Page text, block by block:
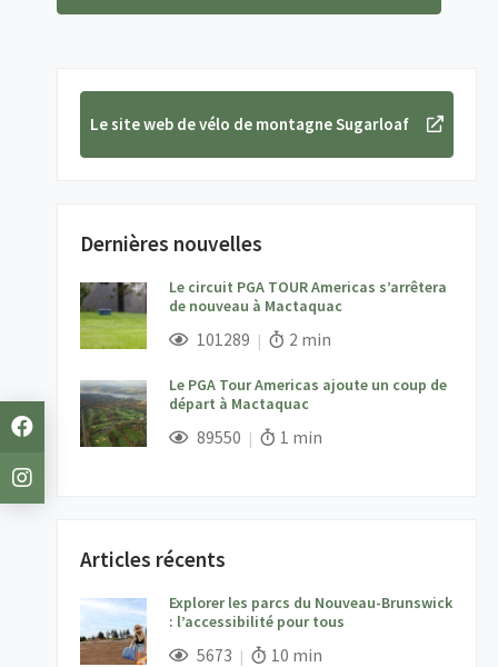
Le site web de vélo de montagne Sugarloaf
Dernières nouvelles
Le circuit PGA TOUR Americas s’arrêtera
de nouveau à Mactaquac
; 101289Vues; Temps de lecture:
2 min
Le PGA Tour Americas ajoute un coup de
départ à Mactaquac
; 89550Vues; Temps de lecture:
1 min
Articles récents
Explorer les parcs du Nouveau-Brunswick
: l’accessibilité pour tous
; 5673Vues; Temps de lecture:
10 min